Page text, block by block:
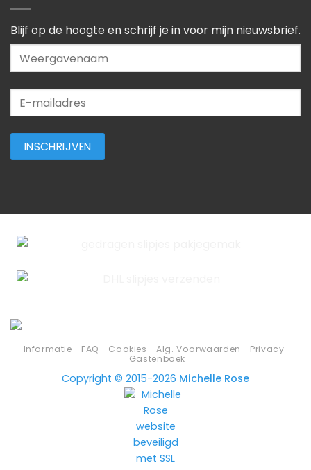
Blijf op de hoogte en schrijf je in voor mijn nieuwsbrief.
Informatie FAQ Cookies Alg. Voorwaarden
Privacy
Gastenboek
Copyright © 2015-2026 Michelle Rose